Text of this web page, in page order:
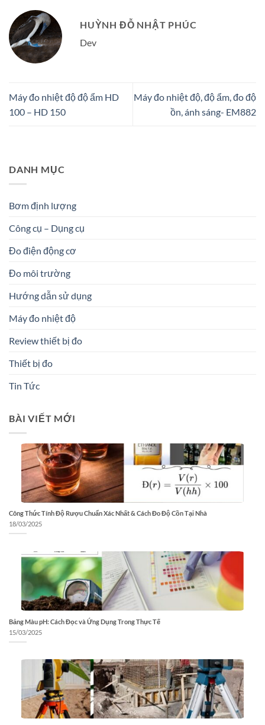
HUỲNH ĐỖ NHẬT PHÚC
Dev
Máy đo nhiệt độ độ ẩm HD
100 – HD 150
Máy đo nhiệt độ, độ ẩm, đo độ
ồn, ánh sáng- EM882
DANH MỤC
Bơm định lượng
Công cụ – Dụng cụ
Đo điện động cơ
Đo môi trường
Hướng dẫn sử dụng
Máy đo nhiệt độ
Review thiết bị đo
Thiết bị đo
Tin Tức
BÀI VIẾT MỚI
Công Thức Tính Độ Rượu Chuẩn Xác Nhất & Cách Đo Độ Cồn Tại Nhà
18/03/2025
Bảng Màu pH: Cách Đọc và Ứng Dụng Trong Thực Tế
15/03/2025